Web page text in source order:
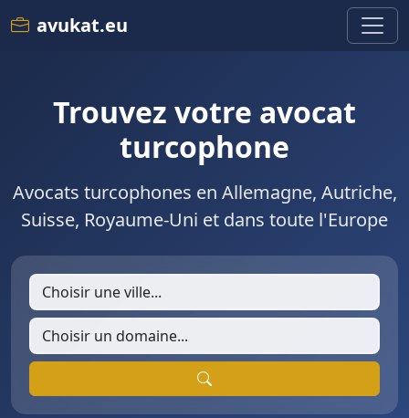
avukat.eu
Trouvez votre avocat
turcophone
Avocats turcophones en Allemagne, Autriche,
Suisse, Royaume-Uni et dans toute l'Europe